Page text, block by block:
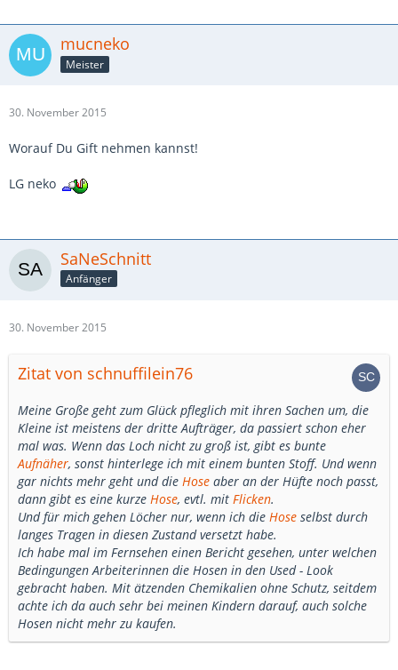
mucneko
Meister
30. November 2015
Worauf Du Gift nehmen kannst!
LG neko
SaNeSchnitt
Anfänger
30. November 2015
Zitat von schnuffilein76
Meine Große geht zum Glück pfleglich mit ihren Sachen um, die
Kleine ist meistens der dritte Aufträger, da passiert schon eher
mal was. Wenn das Loch nicht zu groß ist, gibt es bunte
Aufnäher, sonst hinterlege ich mit einem bunten Stoff. Und wenn
gar nichts mehr geht und die Hose aber an der Hüfte noch passt,
dann gibt es eine kurze Hose, evtl. mit Flicken.
Und für mich gehen Löcher nur, wenn ich die Hose selbst durch
langes Tragen in diesen Zustand versetzt habe.
Ich habe mal im Fernsehen einen Bericht gesehen, unter welchen
Bedingungen Arbeiterinnen die Hosen in den Used - Look
gebracht haben. Mit ätzenden Chemikalien ohne Schutz, seitdem
achte ich da auch sehr bei meinen Kindern darauf, auch solche
Hosen nicht mehr zu kaufen.